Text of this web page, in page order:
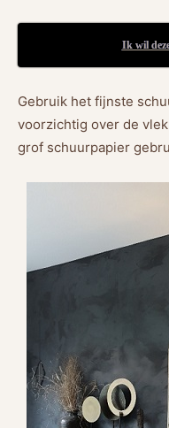
Ik wil
Gebruik het fijnste
voorzichtig over de
grof schuurpapier